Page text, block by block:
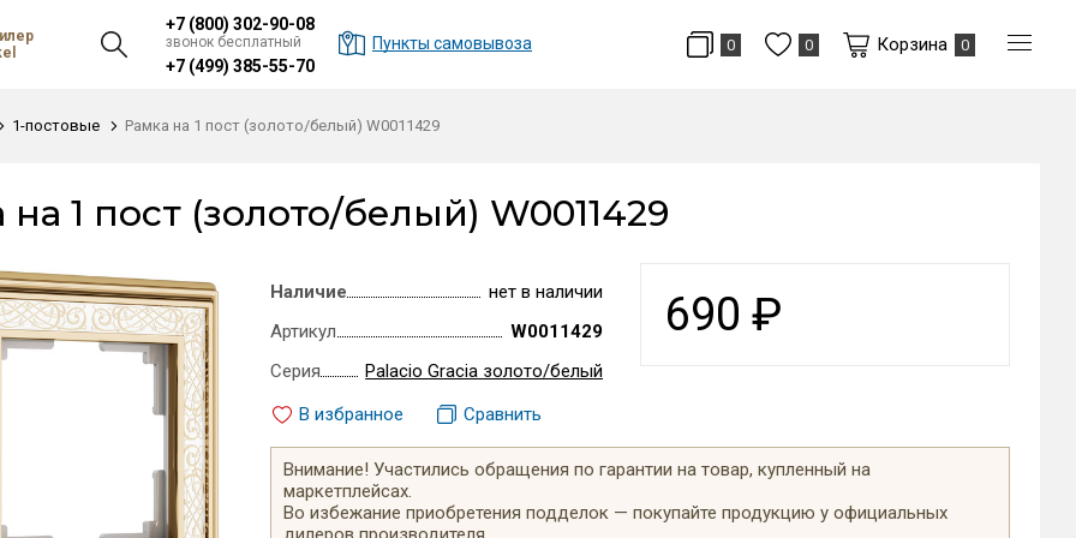
+7 (800) 302-90-08
звонок бесплатный
+7 (499) 385-55-70
Пункты самовывоза 0 0 Корзина 0
1-постовые Рамка на 1 пост (золото/белый) W0011429
на 1 пост (золото/белый) W0011429
690 ₽
Наличие
нет в наличии
Артикул
W0011429
Серия
Palacio Gracia золото/белый
В избранное
Сравнить
Внимание! Участились обращения по гарантии на товар, купленный на
маркетплейсах.
Во избежание приобретения подделок — покупайте продукцию у официальных